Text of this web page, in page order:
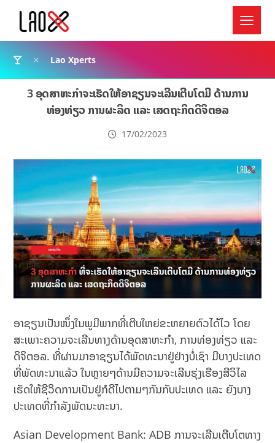
Lao Xperts
3 ອຸດສາຫະກຳຈະເຮັດໃຫ້ອາຊຽນຈະເລີນເຕີບໂຕມີ ດ້ານການ
ທ່ອງທ່ຽວ ການຜະລິດ ແລະ ເສດຖະກິດດິຈິຕອລ
17/02/2023
ອາຊຽນເປັນໜຶ່ງໃນພູມີພາກທີ່ເຕີບໃຫຍ່ຂະຫຍາຍຕົວໄດ້ໄວ ໂດຍ
ສະເພາະຄວາມຈະເລີນທາງດ້ານອຸດສາຫະກຳ, ການທ່ອງທ່ຽວ ແລະ
ດິຈິຕອລ. ທີ່ຜ່ານມາອາຊຽນໄດ້ພັດທະນາຢູ່ຢ່າງບໍ່ເຊົາ ມີບາງປະເທດ
ທີ່ພັດທະນາແລ້ວ ໃນຫຼາຍໆດ້ານມີຄວາມຈະເລີນຮຸ່ງເຮືອງສີວິໄລ
ເຮັດໃຫ້ຊີວິດການເປັນຢູ່ກໍດີໄປຕາມໆກັນກັບປະເທດ ແລະ ຍັງບາງ
ປະເທດທີ່ກຳລັງພັດນະທະນາ.
Asian Development Bank: ADB ການຈະເລີນເຕີບໂຕທາງ